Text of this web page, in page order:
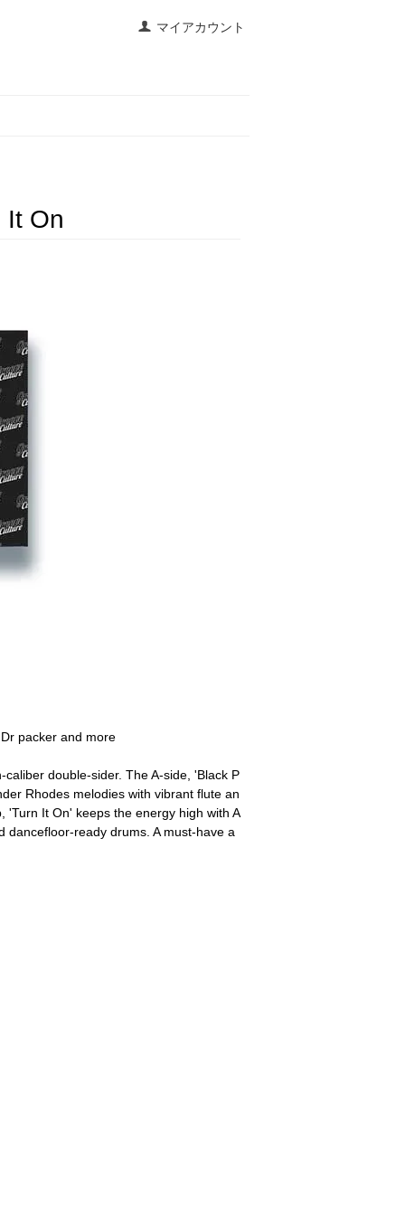
マイアカウント
It On
packer and more
double-sider. The A-side, 'Black P
Rhodes melodies with vibrant flute an
'Turn It On' keeps the energy high with A
dancefloor-ready drums. A must-have a